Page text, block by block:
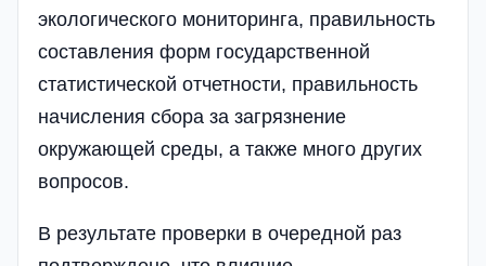
экологического мониторинга, правильность
составления форм государственной
статистической отчетности, правильность
начисления сбора за загрязнение
окружающей среды, а также много других
вопросов.
В результате проверки в очередной раз